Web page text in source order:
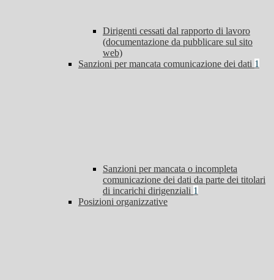
Dirigenti cessati dal rapporto di lavoro
(documentazione da pubblicare sul sito
web)
Sanzioni per mancata comunicazione dei dati 1
Sanzioni per mancata o incompleta
comunicazione dei dati da parte dei titolari
di incarichi dirigenziali 1
Posizioni organizzative